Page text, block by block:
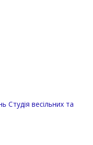
Студія весільних та